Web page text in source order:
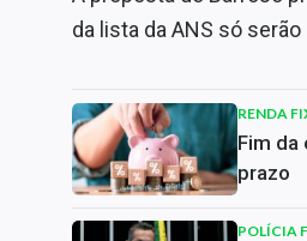
da lista da ANS só
RENDA
Fim da
prazo
POLÍCIA